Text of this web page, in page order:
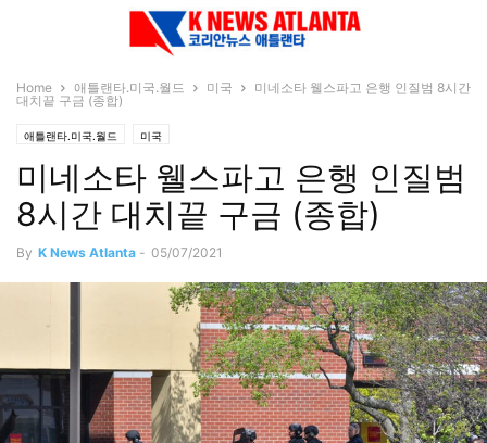
Home 애틀랜타.미국.월드 미국
미네소타 웰스파고 은행 인질범 8시간
대치끝 구금 (종합)
애틀랜타.미국.월드 미국
미네소타 웰스파고 은행 인질범
8시간 대치끝 구금 (종합)
By K News Atlanta - 05/07/2021